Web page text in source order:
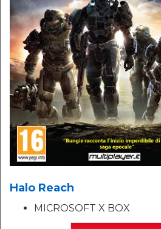
Halo Reach
MICROSOFT X BOX